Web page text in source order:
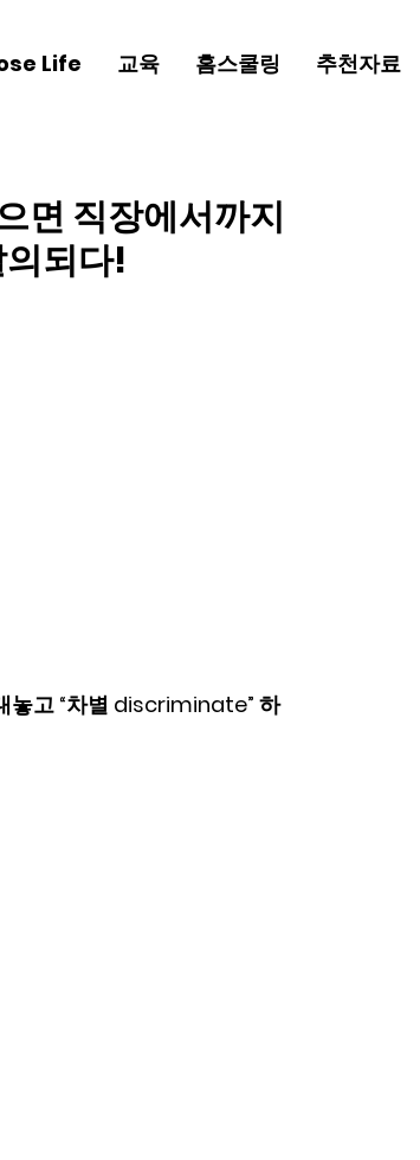
Life 교육 홈스쿨링 추천자료
면 직장에서까지
되다!
놓고 “차별 discriminate” 하